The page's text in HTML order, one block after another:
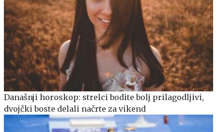
Današnji horoskop: strelci bodite bolj prilagodljivi,
dvojčki boste delali načrte za vikend